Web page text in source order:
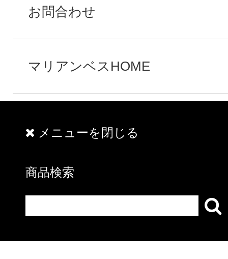
お問合わせ
マリアンベスHOME
メニューを閉じる
商品検索